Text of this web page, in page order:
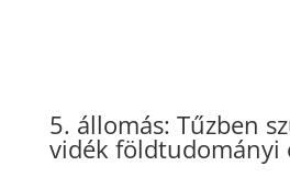
5. állomás: Tűzben
vidék földtudományi